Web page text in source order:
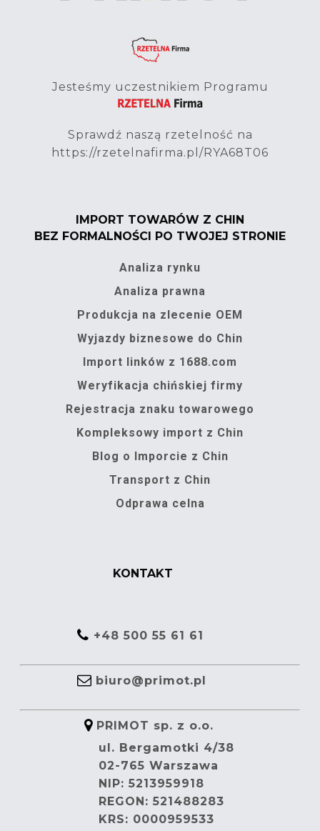
Jesteśmy uczestnikiem Programu
Sprawdź naszą rzetelność na
https://rzetelnafirma.pl/RYA68T06
IMPORT TOWARÓW Z CHIN
BEZ FORMALNOŚCI PO TWOJEJ STRONIE
Analiza rynku
Analiza prawna
Produkcja na zlecenie OEM
Wyjazdy biznesowe do Chin
Import linków z 1688.com
Weryfikacja chińskiej firmy
Rejestracja znaku towarowego
Kompleksowy import z Chin
Blog o Imporcie z Chin
Transport z Chin
Odprawa celna
KONTAKT
+48 500 55 61 61
biuro@primot.pl
PRIMOT sp. z o.o.
ul. Bergamotki 4/38
02-765 Warszawa
NIP: 5213959918
REGON: 521488283
KRS: 0000959533